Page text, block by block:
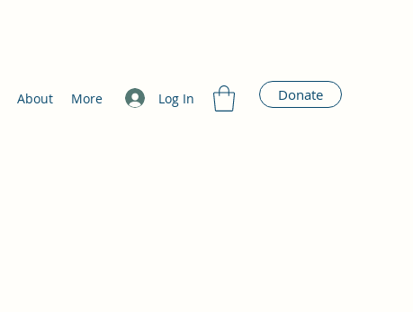
Log In
About More Donate